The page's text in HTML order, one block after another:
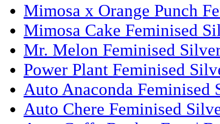
Mimosa x Orange Punch
Mimosa Cake Feminised
Mr. Melon Feminised
Power Plant Feminised
Auto Anaconda Feminised
Auto Chere Feminised